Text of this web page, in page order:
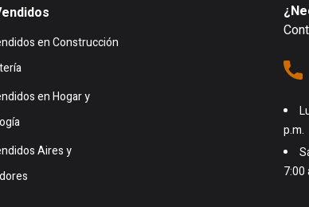
en Construcción
en Hogar y
Aires y
p.m.
7:00